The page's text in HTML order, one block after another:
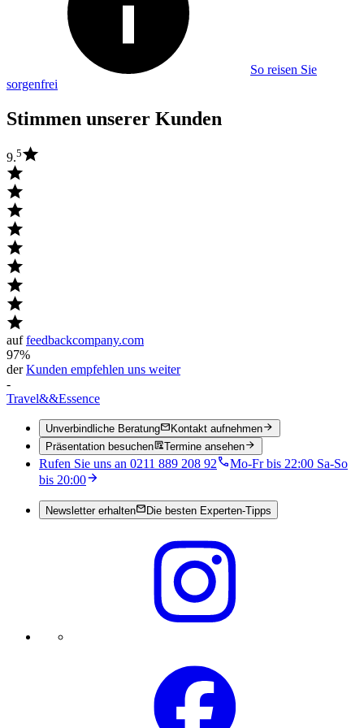
So reisen Sie
sorgenfrei
Stimmen unserer Kunden
9.5
auffeedbackcompany.com
97%
derKunden empfehlen uns weiter
-
Travel&&Essence
Unverbindliche Beratung
Kontakt aufnehmen
Präsentation besuchen
Termine ansehen
Rufen Sie uns an 0211 889 208 92
Mo-Fr bis 22:00 Sa-So
bis 20:00
Newsletter erhalten Die besten Experten-Tipps